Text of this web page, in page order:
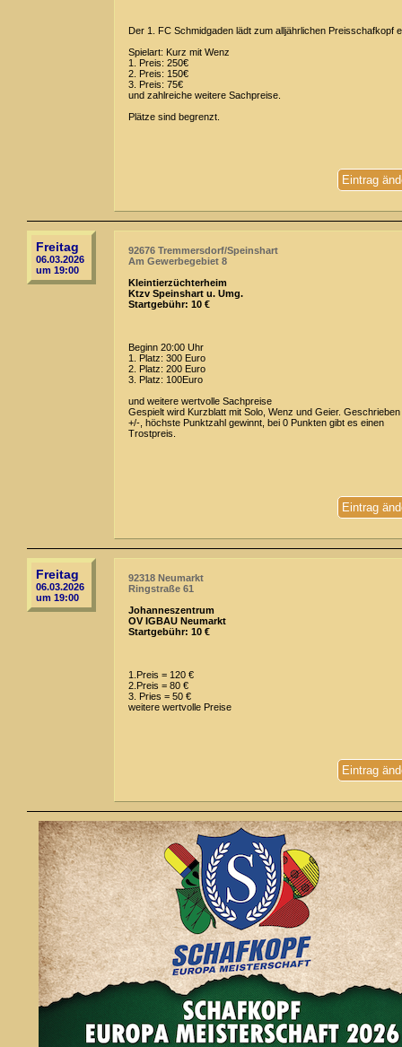
Der 1. FC Schmidgaden lädt zum alljährlichen Preisschafkopf
Spielart: Kurz mit Wenz
1. Preis: 250€
2. Preis: 150€
3. Preis: 75€
und zahlreiche weitere Sachpreise.
Plätze sind begrenzt.
Eintrag
Freitag
06.03.2026
um 19:00
92676 Tremmersdorf/Speinshart
Am Gewerbegebiet 8
Kleintierzüchterheim
Ktzv Speinshart u. Umg.
Startgebühr: 10 €
Beginn 20:00 Uhr
1. Platz: 300 Euro
2. Platz: 200 Euro
3. Platz: 100Euro
und weitere wertvolle Sachpreise
Gespielt wird Kurzblatt mit Solo, Wenz und Geier.
+/-, höchste Punktzahl gewinnt, bei 0 Punkten gibt es einen
Trostpreis.
Eintrag
Freitag
06.03.2026
um 19:00
92318 Neumarkt
Ringstraße 61
Johanneszentrum
OV IGBAU Neumarkt
Startgebühr: 10 €
1.Preis = 120 €
2.Preis = 80 €
3. Pries = 50 €
weitere wertvolle Preise
Eintrag